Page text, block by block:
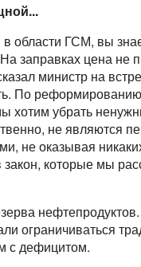
области ГСМ, вы
заправках цена не
министр на
По
хотим убрать
не являются
не оказывая
которые мы
ограничиваться
с дефицитом.